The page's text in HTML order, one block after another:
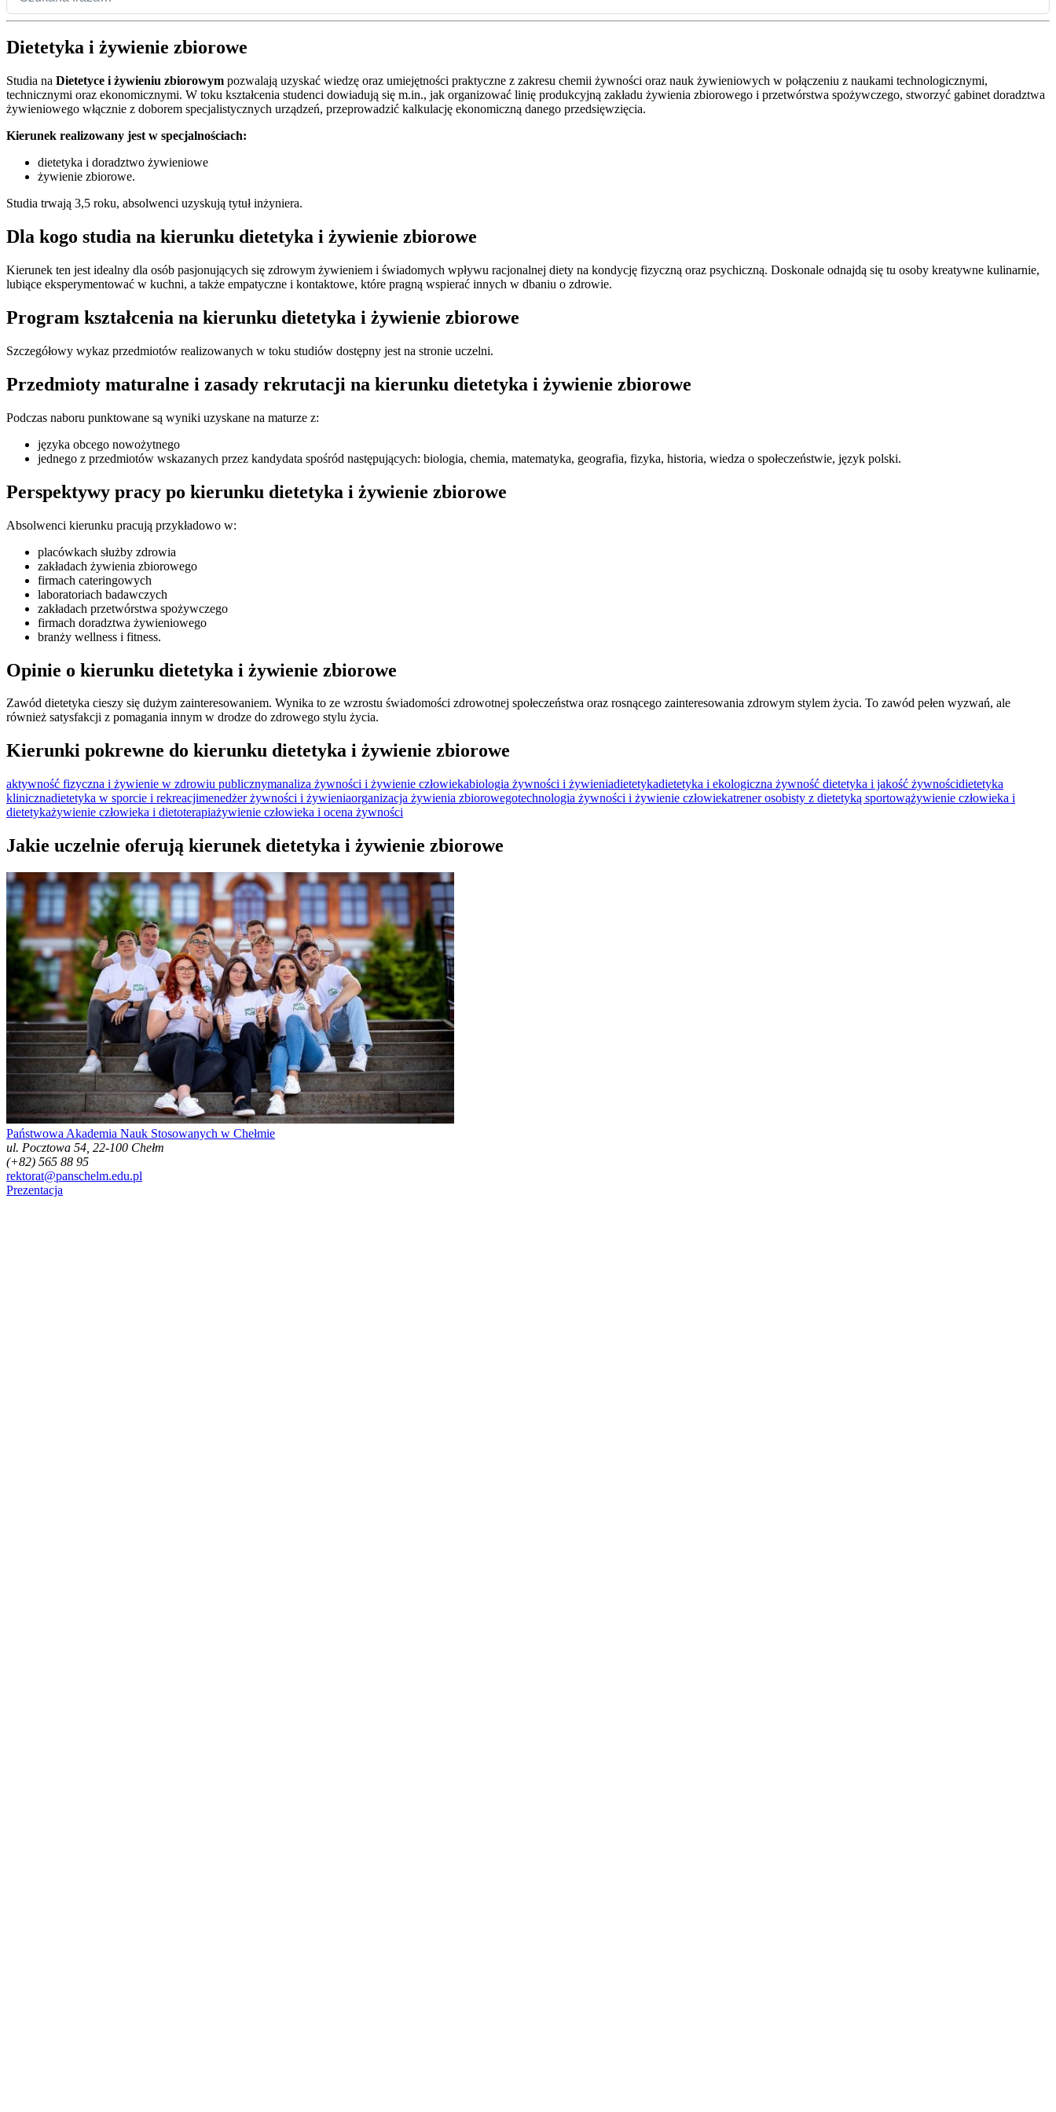
Dietetyka i żywienie zbiorowe
Studia na Dietetyce i żywieniu zbiorowym pozwalają uzyskać wiedzę oraz umiejętności praktyczne z zakresu chemii żywności oraz nauk żywieniowych w połączeniu z naukami technologicznymi,
technicznymi oraz ekonomicznymi. W toku kształcenia studenci dowiadują się m.in., jak organizować linię produkcyjną zakładu żywienia zbiorowego i przetwórstwa spożywczego, stworzyć gabinet doradztwa
żywieniowego włącznie z doborem specjalistycznych urządzeń, przeprowadzić kalkulację ekonomiczną danego przedsięwzięcia.
Kierunek realizowany jest w specjalnościach:
dietetyka i doradztwo żywieniowe
żywienie zbiorowe.
Studia trwają 3,5 roku, absolwenci uzyskują tytuł inżyniera.
Dla kogo studia na kierunku dietetyka i żywienie zbiorowe
Kierunek ten jest idealny dla osób pasjonujących się zdrowym żywieniem i świadomych wpływu racjonalnej diety na kondycję fizyczną oraz psychiczną. Doskonale odnajdą się tu osoby kreatywne kulinarnie,
lubiące eksperymentować w kuchni, a także empatyczne i kontaktowe, które pragną wspierać innych w dbaniu o zdrowie.
Program kształcenia na kierunku dietetyka i żywienie zbiorowe
Szczegółowy wykaz przedmiotów realizowanych w toku studiów dostępny jest na stronie uczelni.
Przedmioty maturalne i zasady rekrutacji na kierunku dietetyka i żywienie zbiorowe
Podczas naboru punktowane są wyniki uzyskane na maturze z:
języka obcego nowożytnego
jednego z przedmiotów wskazanych przez kandydata spośród następujących: biologia, chemia, matematyka, geografia, fizyka, historia, wiedza o społeczeństwie, język polski.
Perspektywy pracy po kierunku dietetyka i żywienie zbiorowe
Absolwenci kierunku pracują przykładowo w:
placówkach służby zdrowia
zakładach żywienia zbiorowego
firmach cateringowych
laboratoriach badawczych
zakładach przetwórstwa spożywczego
firmach doradztwa żywieniowego
branży wellness i fitness.
Opinie o kierunku dietetyka i żywienie zbiorowe
Zawód dietetyka cieszy się dużym zainteresowaniem. Wynika to ze wzrostu świadomości zdrowotnej społeczeństwa oraz rosnącego zainteresowania zdrowym stylem życia. To zawód pełen wyzwań, ale
również satysfakcji z pomagania innym w drodze do zdrowego stylu życia.
Kierunki pokrewne do kierunku dietetyka i żywienie zbiorowe
aktywność fizyczna i żywienie w zdrowiu publicznymanaliza żywności i żywienie człowiekabiologia żywności i żywieniadietetykadietetyka i ekologiczna żywność dietetyka i jakość żywnościdietetyka
klinicznadietetyka w sporcie i rekreacjimenedżer żywności i żywieniaorganizacja żywienia zbiorowegotechnologia żywności i żywienie człowiekatrener osobisty z dietetyką sportowążywienie człowieka i
dietetykażywienie człowieka i dietoterapiażywienie człowieka i ocena żywności
Jakie uczelnie oferują kierunek dietetyka i żywienie zbiorowe
Państwowa Akademia Nauk Stosowanych w Chełmie
ul. Pocztowa 54, 22-100 Chełm
(+82) 565 88 95
rektorat@panschelm.edu.pl
Prezentacja